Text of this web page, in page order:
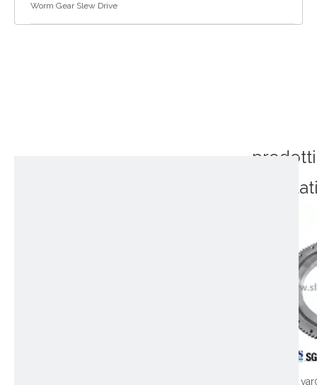
Worm Gear Slew Drive
prodotti
correlati